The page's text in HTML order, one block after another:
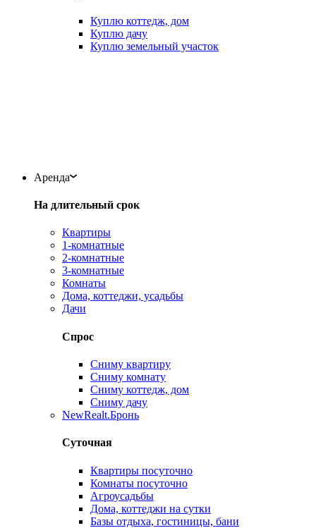
Куплю коттедж, дом
Куплю дачу
Куплю земельный участок
Аренда
На длительный срок
Квартиры
1-комнатные
2-комнатные
3-комнатные
Комнаты
Дома, коттеджи, усадьбы
Дачи
Спрос
Сниму квартиру
Сниму комнату
Сниму коттедж, дом
Сниму дачу
NewRealt.Бронь
Суточная
Квартиры посуточно
Комнаты посуточно
Агроусадьбы
Дома, коттеджи на сутки
Базы отдыха, гостиницы, бани